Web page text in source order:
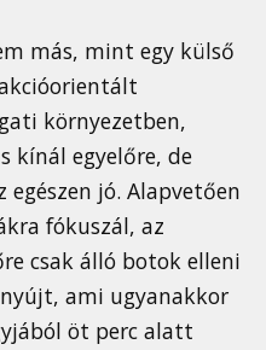
más, mint egy külső
környezetben,
kínál egyelőre, de
jó. Alapvetően
fókuszál, az
csak álló botok elleni
ami ugyanakkor
öt perc alatt